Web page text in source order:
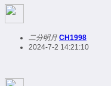
二分明月 CH1998
2024-7-2 14:21:10